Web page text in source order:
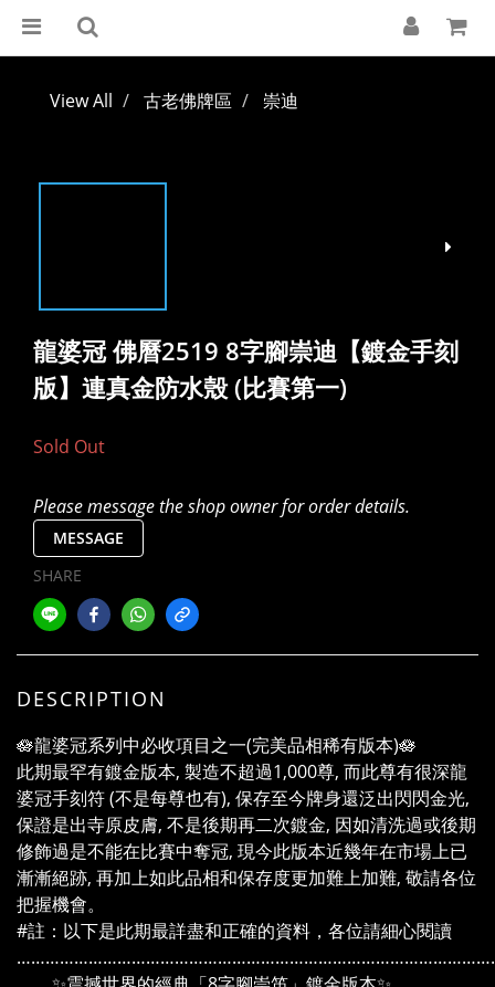
View All 古老佛牌區 崇迪
龍婆冠 佛曆2519 8字腳崇迪【鍍金手刻
版】連真金防水殼 (比賽第一)
Sold Out
Please message the shop owner for order details.
MESSAGE
SHARE
DESCRIPTION
🪷龍婆冠系列中必收項目之一(完美品相稀有版本)🪷
此期最罕有鍍金版本, 製造不超過1,000尊, 而此尊有很深龍
婆冠手刻符 (不是每尊也有), 保存至今牌身還泛出閃閃金光,
保證是出寺原皮膚, 不是後期再二次鍍金, 因如清洗過或後期
修飾過是不能在比賽中奪冠, 現今此版本近幾年在市場上已
漸漸絕跡, 再加上如此品相和保存度更加難上加難, 敬請各位
把握機會。
#註：以下是此期最詳盡和正確的資料，各位請細心閱讀